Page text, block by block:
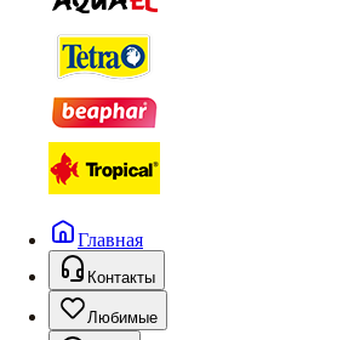
Главная
Контакты
Любимые